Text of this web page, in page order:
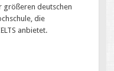
größeren deutschen
die
anbietet.